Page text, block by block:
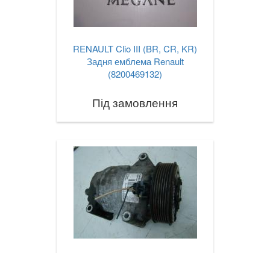
RENAULT Clio III (BR, CR, KR)
Задня емблема Renault
(8200469132)
Під замовлення